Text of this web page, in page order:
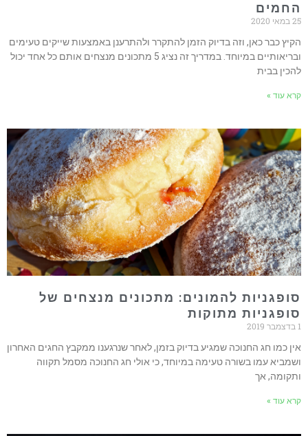
החמים
25 במאי 2020
הקיץ כבר כאן, וזה בדיוק הזמן להתקרר ולהתרענן באמצעות שייקים טעימים
ובריאותיים במיוחד. במדריך זה נציג 5 מתכונים מנצחים אותם כל אחד יכול
להכין בבית
קרא עוד »
סופגניות להמונים: מתכונים מנצחים של
סופגניות מתוקות
1 בדצמבר 2019
אין כמו חג החנוכה שמגיע בדיוק בזמן, לאחר שנרגענו ממקבץ החגים האחרון
ושמביא עמו בשורה טעימה במיוחד, כי אולי חג החנוכה מסמל תקווה
ותקומה, אך
קרא עוד »